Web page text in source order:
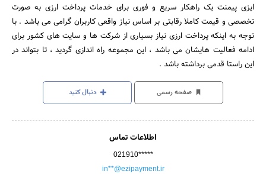
ایزی پیمنت یک راهکار سریع و فوری برای خدمات پرداخت ارزی به صورت
تخصصی و قیمت کاملا رقابتی بر اساس نیاز واقعی کاربران گرامی می باشد . با
توجه به اینکه پرداخت ارزی نیاز بسیاری از شرکت ها و سایت های کشور برای
ادامه فعالیت هایشان می باشد ، این مجموعه راه اندازی گردید ، تا بتواند در
این راستا قدمی برداشته باشد .
صفحه رسمی دنبال کنید
اطلاعات تماس
021910*****
in**@ezipayment.ir